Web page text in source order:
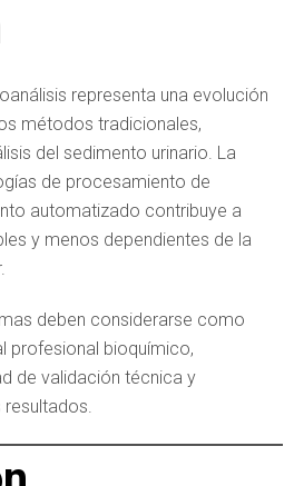
representa una evolución
métodos tradicionales,
del sedimento urinario. La
de procesamiento de
automatizado contribuye a
y menos dependientes de la
deben considerarse como
profesional bioquímico,
de validación técnica y